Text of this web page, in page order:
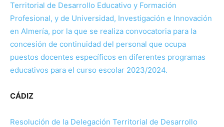
Territorial de Desarrollo Educativo y Formación
Profesional, y de Universidad, Investigación e Innovación
en Almería, por la que se realiza convocatoria para la
concesión de continuidad del personal que ocupa
puestos docentes específicos en diferentes programas
educativos para el curso escolar 2023/2024.
CÁDIZ
Resolución de la Delegación Territorial de Desarrollo